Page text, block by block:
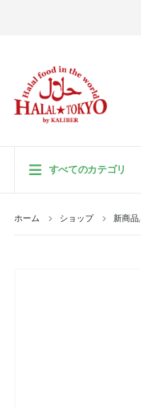
すべてのカテゴリ
ホーム ショップ 新商品,